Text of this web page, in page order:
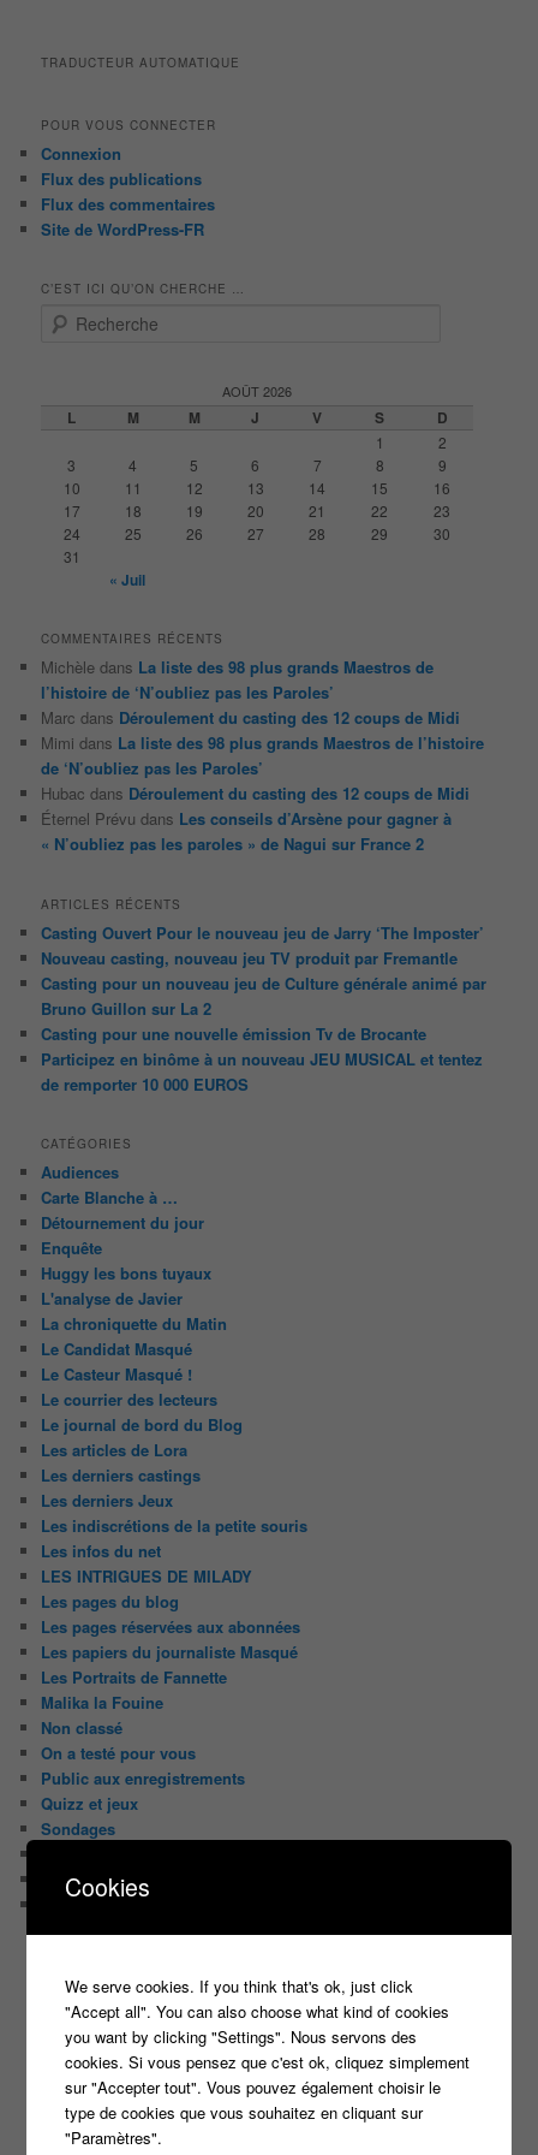
TRADUCTEUR AUTOMATIQUE
POUR VOUS CONNECTER
Connexion
Flux des publications
Flux des commentaires
Site de WordPress-FR
C’EST ICI QU’ON CHERCHE …
AOÛT 2026
L M M J V S D
1
2
3
4 5 6 7 8
9
10
11 12 13 14 15
16
17
18 19 20 21 22
23
24
25 26 27 28 29
30
31
« Juil
COMMENTAIRES RÉCENTS
Michèle dans La liste des 98 plus grands Maestros de
l’histoire de ‘N’oubliez pas les Paroles’
Marc dans Déroulement du casting des 12 coups de Midi
Mimi dans La liste des 98 plus grands Maestros de l’histoire
de ‘N’oubliez pas les Paroles’
Hubac dans Déroulement du casting des 12 coups de Midi
Éternel Prévu dans Les conseils d’Arsène pour gagner à
« N’oubliez pas les paroles » de Nagui sur France 2
ARTICLES RÉCENTS
Casting Ouvert Pour le nouveau jeu de Jarry ‘The Imposter’
Nouveau casting, nouveau jeu TV produit par Fremantle
Casting pour un nouveau jeu de Culture générale animé par
Bruno Guillon sur La 2
Casting pour une nouvelle émission Tv de Brocante
Participez en binôme à un nouveau JEU MUSICAL et tentez
de remporter 10 000 EUROS
CATÉGORIES
Audiences
Carte Blanche à …
Détournement du jour
Enquête
Huggy les bons tuyaux
L'analyse de Javier
La chroniquette du Matin
Le Candidat Masqué
Le Casteur Masqué !
Le courrier des lecteurs
Le journal de bord du Blog
Les articles de Lora
Les derniers castings
Les derniers Jeux
Les indiscrétions de la petite souris
Les infos du net
LES INTRIGUES DE MILADY
Les pages du blog
Les pages réservées aux abonnées
Les papiers du journaliste Masqué
Les Portraits de Fannette
Malika la Fouine
Non classé
On a testé pour vous
Public aux enregistrements
Quizz et jeux
Sondages
uncategorized
Vous avez la parole
"Tout le monde veut prendre sa place"
Article assister dans le public c8 candidatcasteur
casting Christophe Dechavanne Cyril Hanouna
d8 Face à la bande france 2
Cookies
We serve cookies. If you think that's ok, just click
"Accept all". You can also choose what kind of cookies
you want by clicking "Settings". Nous servons des
cookies. Si vous pensez que c'est ok, cliquez simplement
sur "Accepter tout". Vous pouvez également choisir le
type de cookies que vous souhaitez en cliquant sur
"Paramètres".